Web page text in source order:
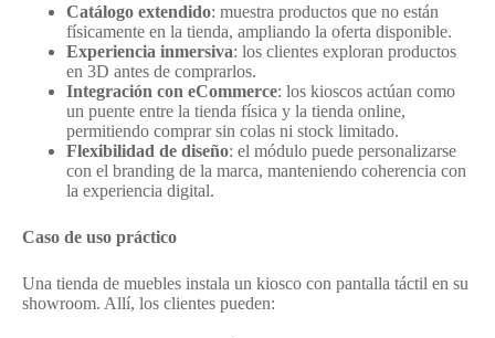
Catálogo extendido: muestra productos que no están
físicamente en la tienda, ampliando la oferta disponible.
Experiencia inmersiva: los clientes exploran productos
en 3D antes de comprarlos.
Integración con eCommerce: los kioscos actúan como
un puente entre la tienda física y la tienda online,
permitiendo comprar sin colas ni stock limitado.
Flexibilidad de diseño: el módulo puede personalizarse
con el branding de la marca, manteniendo coherencia con
la experiencia digital.
Caso de uso práctico
Una tienda de muebles instala un kiosco con pantalla táctil en su
showroom. Allí, los clientes pueden: